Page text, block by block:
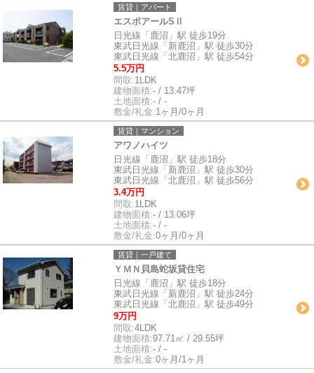
賃貸｜アパート
エスポアールSⅡ
日光線「鹿沼」駅 徒歩19分
東武日光線「新鹿沼」駅 徒歩30分
東武日光線「北鹿沼」駅 徒歩54分
5.5万円
間取:1LDK
建物面積:- / 13.47坪
土地面積:- / -
敷金/礼金:1ヶ月/0ヶ月
賃貸｜マンション
アワノハイツ
日光線「鹿沼」駅 徒歩18分
東武日光線「新鹿沼」駅 徒歩30分
東武日光線「北鹿沼」駅 徒歩56分
3.4万円
間取:1LDK
建物面積:- / 13.06坪
土地面積:- / -
敷金/礼金:0ヶ月/0ヶ月
賃貸｜一戸建て
ＹＭＮ貝島蛇坂貸住宅
日光線「鹿沼」駅 徒歩18分
東武日光線「新鹿沼」駅 徒歩24分
東武日光線「北鹿沼」駅 徒歩49分
9万円
間取:4LDK
建物面積:97.71㎡ / 29.55坪
土地面積:- / -
敷金/礼金:0ヶ月/1ヶ月